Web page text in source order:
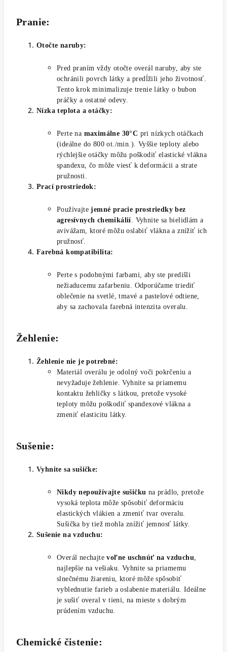
Pranie:
Otočte naruby:
Pred praním vždy otočte overál naruby, aby ste
ochránili povrch látky a predĺžili jeho životnosť.
Tento krok minimalizuje trenie látky o bubon
práčky a ostatné odevy.
Nízka teplota a otáčky:
Perte na maximálne 30°C pri nízkych otáčkach
(ideálne do 800 ot./min.). Vyššie teploty alebo
rýchlejšie otáčky môžu poškodiť elastické vlákna
spandexu, čo môže viesť k deformácii a strate
pružnosti.
Prací prostriedok:
Používajtejemné pracie prostriedky bez
agresívnych chemikálií . Vyhnite sa bielidlám a
avivážam, ktoré môžu oslabiť vlákna a znížiť ich
pružnosť.
Farebná kompatibilita:
Perte s podobnými farbami, aby ste predišli
nežiaducemu zafarbeniu. Odporúčame triediť
oblečenie na svetlé, tmavé a pastelové odtiene,
aby sa zachovala farebná intenzita overalu.
Žehlenie:
Žehlenie nie je potrebné:
Materiál overálu je odolný voči pokrčeniu a
nevyžaduje žehlenie. Vyhnite sa priamemu
kontaktu žehličky s látkou, pretože vysoké
teploty môžu poškodiť spandexové vlákna a
zmeniť elasticitu látky.
Sušenie:
Vyhnite sa sušičke:
Nikdy nepoužívajte sušičku na prádlo, pretože
vysoká teplota môže spôsobiť deformáciu
elastických vlákien a zmeniť tvar overalu.
Sušička by tiež mohla znížiť jemnosť látky.
Sušenie na vzduchu:
Overál nechajtevoľne uschnúť na vzduchu
najlepšie na vešiaku. Vyhnite sa priamemu
slnečnému žiareniu, ktoré môže spôsobiť
vyblednutie farieb a oslabenie materiálu. Ideálne
je sušiť overal v tieni, na mieste s dobrým
prúdením vzduchu.
Chemické čistenie: